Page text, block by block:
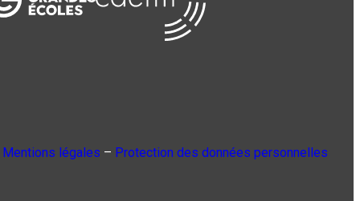
Mentions légales – Protection des données personnelles